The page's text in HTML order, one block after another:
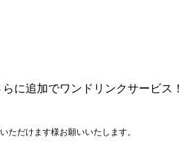
に追加でワンドリンクサービス
だけます様お願いいたします。